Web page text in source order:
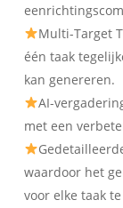
Multi-Target
één taak
kan genereren.
AI-
met een
waardoor het
voor elke taak